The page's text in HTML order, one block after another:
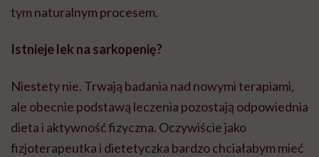
tym naturalnym procesem.
Istnieje lek na sarkopenię?
Niestety nie. Trwają badania nad nowymi terapiami,
ale obecnie podstawą leczenia pozostają odpowiednia
dieta i aktywność fizyczna. Oczywiście jako
fizjoterapeutka i dietetyczka bardzo chciałabym mieć